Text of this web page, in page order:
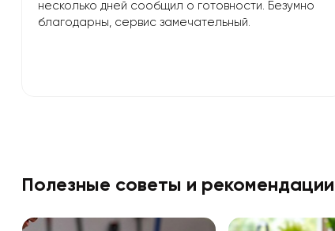
несколько дней сообщил о готовности. Безумно
благодарны, сервис замечательный.
Полезные советы и рекомендации